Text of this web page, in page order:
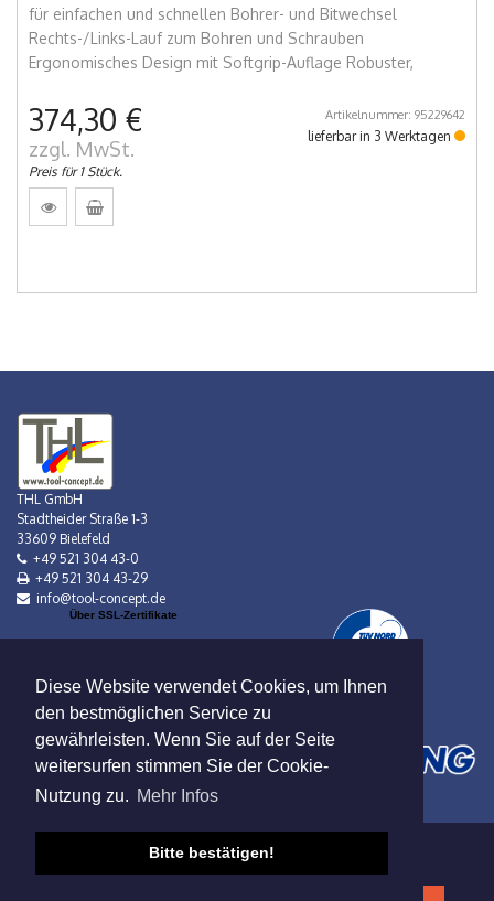
Diese Website verwendet Cookies, um Ihnen
den bestmöglichen Service zu
gewährleisten. Wenn Sie auf der Seite
weitersurfen stimmen Sie der Cookie-
Nutzung zu. Mehr Infos
Bitte bestätigen!
für einfachen und schnellen Bohrer- und Bitwechsel
Rechts-/Links-Lauf zum Bohren und Schrauben
Ergonomisches Design mit Softgrip-Auflage Robuster,
374,30 €
zzgl. MwSt.
Preis für 1 Stück.
Artikelnummer: 95229642
lieferbar in 3 Werktagen
THL GmbH
Stadtheider Straße 1-3
33609 Bielefeld
+49 521 304 43-0
+49 521 304 43-29
info@tool-concept.de
Über SSL-Zertifikate
Verkauf nur an Gewerbebetreibende!
Datenschutz|AGB|Impressum|Mietbedingungen